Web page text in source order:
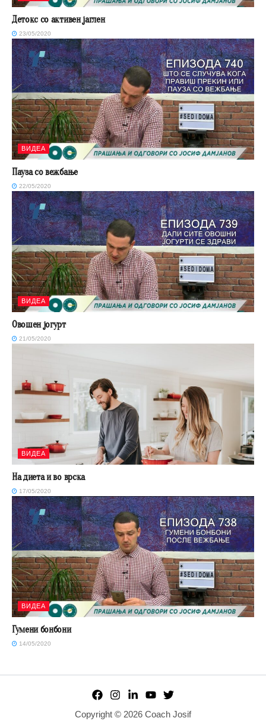
Детокс со активен јаглен
23/05/2020
ВИДЕА
Пауза со вежбање
22/05/2020
ВИДЕА
Овошен јогурт
21/05/2020
ВИДЕА
На диета и во врска
17/05/2020
ВИДЕА
Гумени бонбони
14/05/2020
Copyright © 2026 Coach Josif